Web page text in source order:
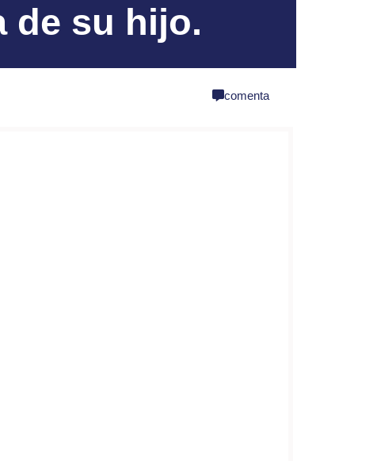
de su hijo.
comenta